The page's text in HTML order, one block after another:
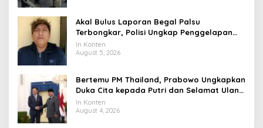
Akal Bulus Laporan Begal Palsu
Terbongkar, Polisi Ungkap Penggelapan
Uang Perusahaan untuk Crypto
In Konten
August 5, 2026
Bertemu PM Thailand, Prabowo Ungkapkan
Duka Cita kepada Putri dan Selamat Ulang
Tahun ke Raja Thailand
In Konten
August 4, 2026